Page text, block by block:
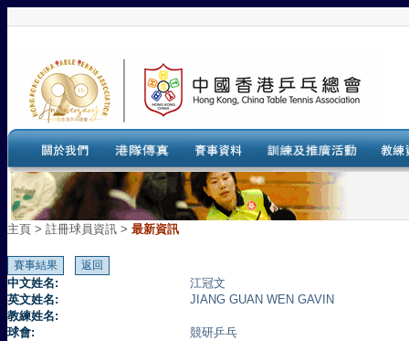
主頁 > 註冊球員資訊 > 最新資訊
中文姓名:
江冠文
英文姓名:
JIANG GUAN WEN GAVIN
教練姓名:
球會:
競研乒乓